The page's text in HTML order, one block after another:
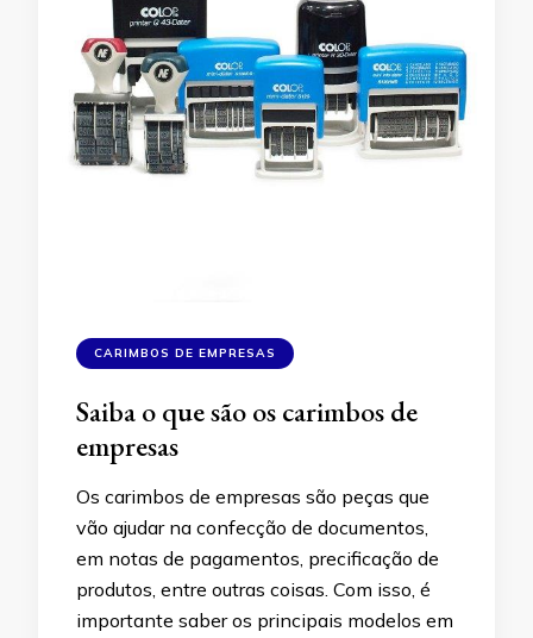
CARIMBOS DE EMPRESAS
Saiba o que são os carimbos de
empresas
Os carimbos de empresas são peças que
vão ajudar na confecção de documentos,
em notas de pagamentos, precificação de
produtos, entre outras coisas. Com isso, é
importante saber os principais modelos em